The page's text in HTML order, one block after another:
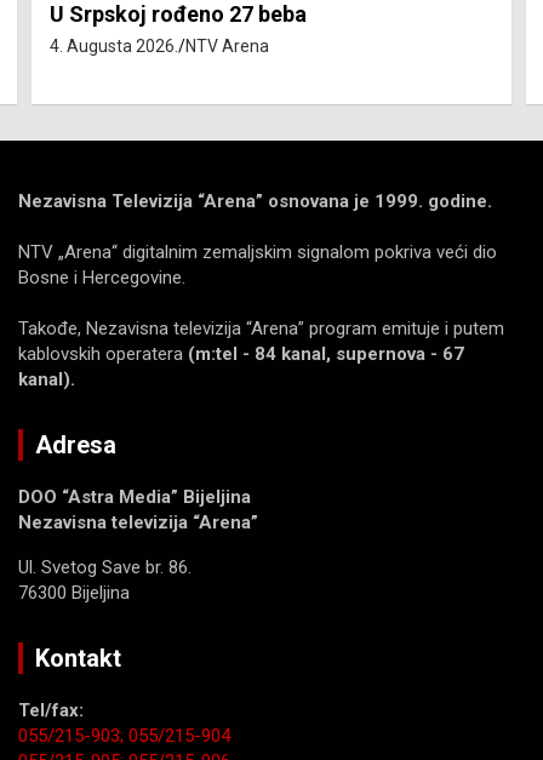
Isključenja vode – utorak 4. avgust
4. Augusta 2026. NTV Arena
Nezavisna Televizija “Arena” osnovana je 1999. godine.
NTV „Arena“ digitalnim zemaljskim signalom pokriva veći dio
Bosne i Hercegovine.
Takođe, Nezavisna televizija “Arena” program emituje i putem
kablovskih operatera (m:tel - 84 kanal, supernova - 67
kanal).
Adresa
DOO “Astra Media” Bijeljina
Nezavisna televizija “Arena”
Ul. Svetog Save br. 86.
76300 Bijeljina
Kontakt
Tel/fax:
055/215-903; 055/215-904